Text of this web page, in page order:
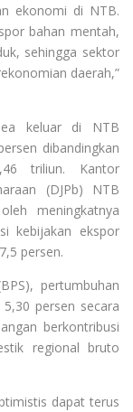
ekonomi di NTB.
bahan mentah,
sehingga sektor
daerah,”
keluar di NTB
dibandingkan
triliun. Kantor
(DJPb) NTB
meningkatnya
kebijakan ekspor
persen.
pertumbuhan
persen secara
berkontribusi
regional bruto
dapat terus